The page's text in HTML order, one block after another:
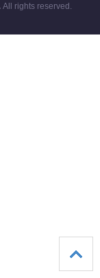
All rights reserved.